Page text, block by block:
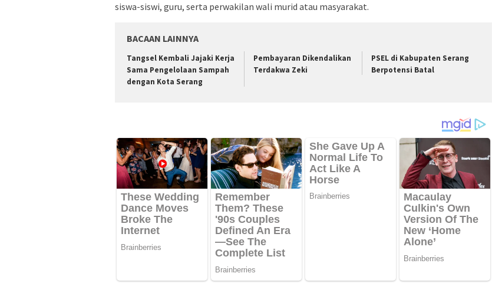
siswa-siswi, guru, serta perwakilan wali murid atau masyarakat.
BACAAN LAINNYA
Tangsel Kembali Jajaki Kerja
Sama Pengelolaan Sampah
dengan Kota Serang
Pembayaran Dikendalikan
Terdakwa Zeki
PSEL di Kabupaten Serang
Berpotensi Batal